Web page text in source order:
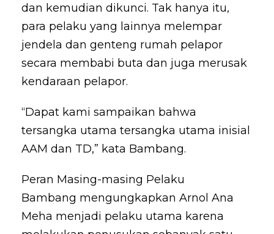
dan kemudian dikunci. Tak hanya itu,
para pelaku yang lainnya melempar
jendela dan genteng rumah pelapor
secara membabi buta dan juga merusak
kendaraan pelapor.
“Dapat kami sampaikan bahwa
tersangka utama tersangka utama inisial
AAM dan TD,” kata Bambang.
Peran Masing-masing Pelaku
Bambang mengungkapkan Arnol Ana
Meha menjadi pelaku utama karena